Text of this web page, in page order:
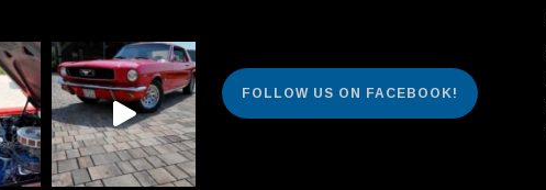
FOLLOW US ON FACEBOOK!